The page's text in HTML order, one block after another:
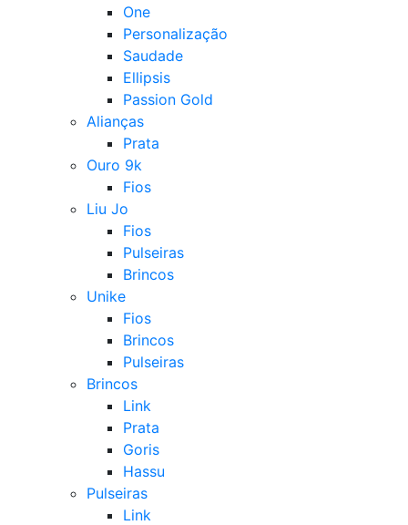
One
Personalização
Saudade
Ellipsis
Passion Gold
Alianças
Prata
Ouro 9k
Fios
Liu Jo
Fios
Pulseiras
Brincos
Unike
Fios
Brincos
Pulseiras
Brincos
Link
Prata
Goris
Hassu
Pulseiras
Link